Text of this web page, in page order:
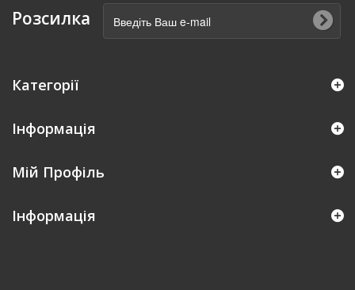
Розсилка
Категорії
Інформація
Мій Профіль
Iнформація